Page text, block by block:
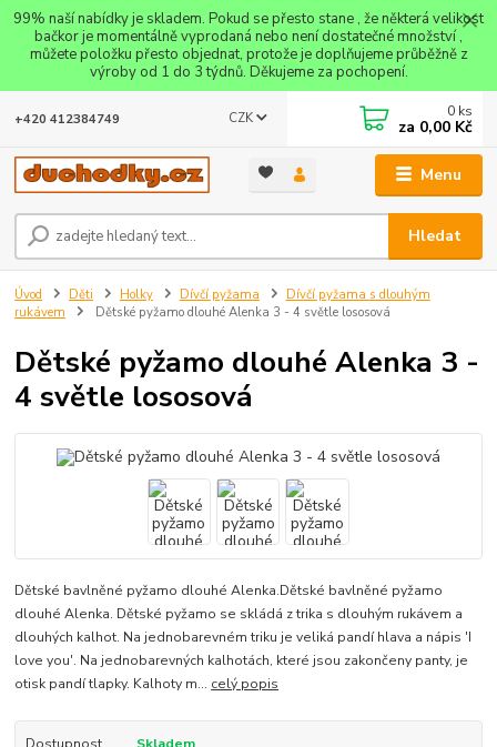
99% naší nabídky je skladem. Pokud se přesto stane , že některá velikost
bačkor je momentálně vyprodaná nebo není dostatečné množství ,
můžete položku přesto objednat, protože je doplňujeme průběžně z
výroby od 1 do 3 týdnů. Děkujeme za pochopení.
Menu
CZK
Hledat
+420 412384749 0 ks
za 0,00 Kč
Úvod Děti Holky Dívčí pyžama
Dívčí pyžama s dlouhým
rukávem
Dětské pyžamo dlouhé Alenka 3 - 4 světle lososová
Dětské pyžamo dlouhé Alenka 3 -
4 světle lososová
Dětské bavlněné pyžamo dlouhé Alenka.Dětské bavlněné pyžamo
dlouhé Alenka. Dětské pyžamo se skládá z trika s dlouhým rukávem a
dlouhých kalhot. Na jednobarevném triku je veliká pandí hlava a nápis 'I
love you'. Na jednobarevných kalhotách, které jsou zakončeny panty, je
otisk pandí tlapky. Kalhoty m... celý popis